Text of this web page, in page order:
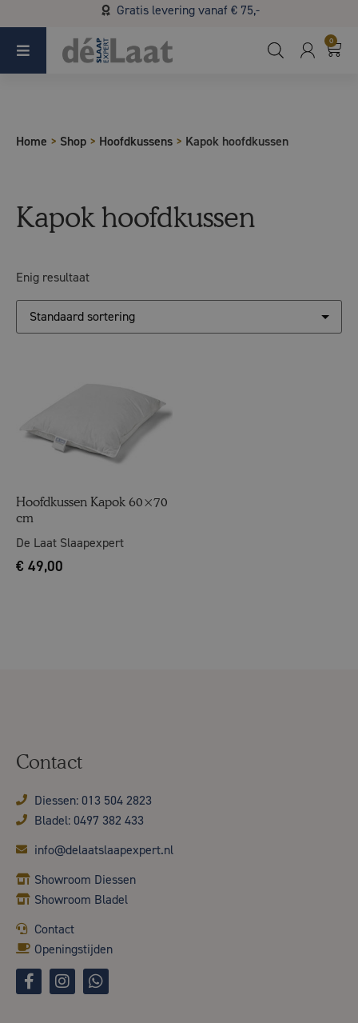
Gratis levering vanaf € 75,-
Koopzondag 29 maart in Bladel van 13.00 - 17.00
0
Home > Shop > Hoofdkussens > Kapok hoofdkussen
Kapok hoofdkussen
Enig resultaat
Hoofdkussen Kapok 60×70
cm
De Laat Slaapexpert
€ 49,00
Contact
Diessen: 013 504 2823
Bladel: 0497 382 433
info@delaatslaapexpert.nl
Showroom Diessen
Showroom Bladel
Contact
Openingstijden